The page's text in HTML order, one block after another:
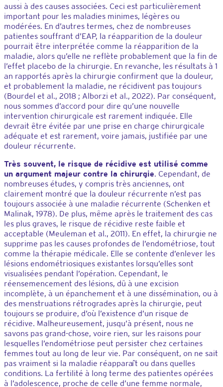
aussi à des causes associées. Ceci est particulièrement
important pour les maladies minimes, légères ou
modérées. En d’autres termes, chez de nombreuses
patientes souffrant d’EAP, la réapparition de la douleur
pourrait être interprétée comme la réapparition de la
maladie, alors qu’elle ne reflète probablement que la fin de
l’effet placebo de la chirurgie. En revanche, les résultats à 1
an rapportés après la chirurgie confirment que la douleur,
et probablement la maladie, ne récidivent pas toujours
(Bourdel et al., 2018 ; Alborzi et al., 2022). Par conséquent,
nous sommes d’accord pour dire qu’une nouvelle
intervention chirurgicale est rarement indiquée. Elle
devrait être évitée par une prise en charge chirurgicale
adéquate et est rarement, voire jamais, justifiée par une
douleur récurrente.
Très souvent, le risque de récidive est utilisé comme
un argument majeur contre la chirurgie. Cependant, de
nombreuses études, y compris très anciennes, ont
clairement montré que la douleur récurrente n’est pas
toujours associée à une maladie récurrente (Schenken et
Malinak, 1978). De plus, même après le traitement des cas
les plus graves, le risque de récidive reste faible et
acceptable (Meuleman et al., 2011). En effet, la chirurgie ne
supprime pas les causes profondes de l’endométriose, tout
comme la thérapie médicale. Elle se contente d’enlever les
lésions endométriosiques existantes lorsqu’elles sont
visualisées pendant l’opération. Cependant, le
réensemencement des lésions, dû à une excision
incomplète, à un épanchement et à une dissémination, ou à
des menstruations rétrogrades après la chirurgie, peut
toujours se produire, d’où l’existence d’un risque de
récidive. Malheureusement, jusqu’à présent, nous ne
savons pas grand-chose, voire rien, sur les raisons pour
lesquelles l’endométriose peut persister chez certaines
femmes tout au long de leur vie. Par conséquent, on ne sait
pas vraiment si la maladie réapparaît ou dans quelles
conditions. La fertilité à long terme des patientes opérées
à l’adolescence, proche de celle d’une femme normale,